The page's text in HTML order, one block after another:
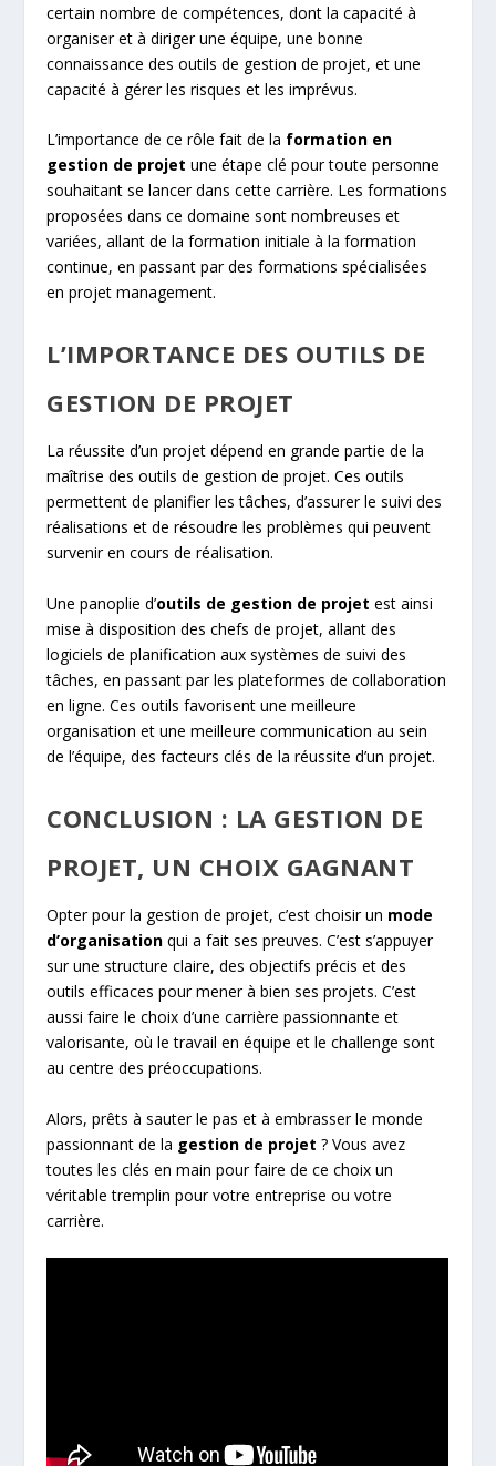
certain nombre de compétences, dont la capacité à
organiser et à diriger une équipe, une bonne
connaissance des outils de gestion de projet, et une
capacité à gérer les risques et les imprévus.
L’importance de ce rôle fait de la formation en
gestion de projet une étape clé pour toute personne
souhaitant se lancer dans cette carrière. Les formations
proposées dans ce domaine sont nombreuses et
variées, allant de la formation initiale à la formation
continue, en passant par des formations spécialisées
en projet management.
L’IMPORTANCE DES OUTILS DE
GESTION DE PROJET
La réussite d’un projet dépend en grande partie de la
maîtrise des outils de gestion de projet. Ces outils
permettent de planifier les tâches, d’assurer le suivi des
réalisations et de résoudre les problèmes qui peuvent
survenir en cours de réalisation.
Une panoplie d’outils de gestion de projet est ainsi
mise à disposition des chefs de projet, allant des
logiciels de planification aux systèmes de suivi des
tâches, en passant par les plateformes de collaboration
en ligne. Ces outils favorisent une meilleure
organisation et une meilleure communication au sein
de l’équipe, des facteurs clés de la réussite d’un projet.
CONCLUSION : LA GESTION DE
PROJET, UN CHOIX GAGNANT
Opter pour la gestion de projet, c’est choisir un mode
d’organisation qui a fait ses preuves. C’est s’appuyer
sur une structure claire, des objectifs précis et des
outils efficaces pour mener à bien ses projets. C’est
aussi faire le choix d’une carrière passionnante et
valorisante, où le travail en équipe et le challenge sont
au centre des préoccupations.
Alors, prêts à sauter le pas et à embrasser le monde
passionnant de la gestion de projet ? Vous avez
toutes les clés en main pour faire de ce choix un
véritable tremplin pour votre entreprise ou votre
carrière.